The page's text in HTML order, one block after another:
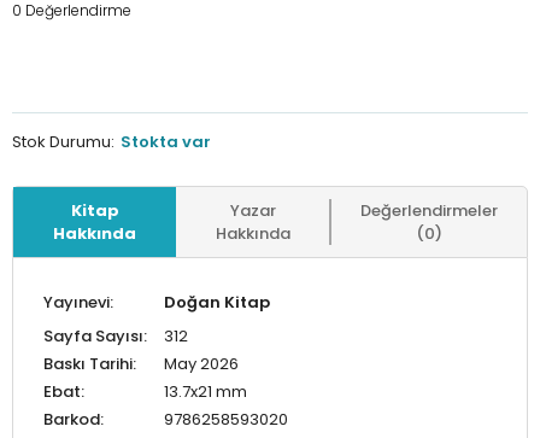
0 Değerlendirme
Stok Durumu: Stokta var
Kitap
Hakkında
Yazar
Hakkında
Değerlendirmeler
(0)
Yayınevi:
Doğan Kitap
Sayfa Sayısı:
312
Baskı Tarihi:
May 2026
Ebat:
13.7x21 mm
Barkod:
9786258593020